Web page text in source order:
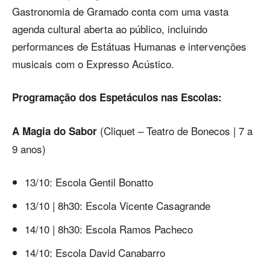
Gastronomia de Gramado conta com uma vasta
agenda cultural aberta ao público, incluindo
performances de Estátuas Humanas e intervenções
musicais com o Expresso Acústico.
Programação dos Espetáculos nas Escolas:
A Magia do Sabor (Cliquet – Teatro de Bonecos | 7 a
9 anos)
13/10: Escola Gentil Bonatto
13/10 | 8h30: Escola Vicente Casagrande
14/10 | 8h30: Escola Ramos Pacheco
14/10: Escola David Canabarro